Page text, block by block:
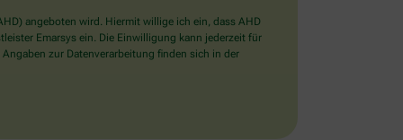
angeboten wird. Hiermit willige ich ein, dass AHD
Emarsys ein. Die Einwilligung kann jederzeit für
zur Datenverarbeitung finden sich in der